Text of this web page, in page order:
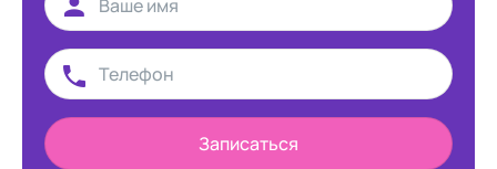
Записаться